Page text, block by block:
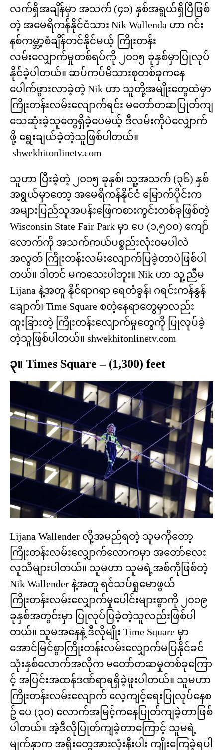
လက်ရှိအချိန်မှာ အသက် (၄၁) နှစ်အရွယ်ရှိပြီဖြစ်
တဲ့ အမေရိကန်နိုင်ငံသား Nik Wallenda ဟာ ဂင်း
နစ်ကမ္ဘာ့စံချိန်တင်နိုင်မယ့် ကြိုးတန်း
လမ်းလျှောက်မှုတစ်ရပ်ကို ၂၀၁၅ ခုနှစ်မှာပြုလုပ်
နိုင်ခဲ့ပါတယ်။ ဆပ်ကပ်မိသားစုတစ်ခုကနေ
ပေါက်ဖွားလာခဲ့တဲ့ Nik ဟာ သူတို့အမျိုးတွေထဲမှာ
ကြိုးတန်းလမ်းလျောက်ရင်း မတော်တဆပြုတ်ကျ
သေဆုံးခဲ့သူတွေရှိခဲ့ပေမယ့် ဒီလမ်းကိုပဲလျှောက်
ဖို့ ရွေးချယ်ခဲ့တဲ့သူဖြစ်ပါတယ်။
shwekhitonlinetv.com
သူဟာ ပြီးခဲ့တဲ့ ၂၀၁၅ ခုနှစ်၊ သူ့အသက် (၃၆) နှစ်
အရွယ်မှာတော့ အမေရိကန်နိုင်ငံ မြောက်ပိုင်းက
အများပြည်သူအပန်းဖြေကစားကွင်းတစ်ခုဖြစ်တဲ့
Wisconsin State Fair Park မှာ ပေ (၁,၅၀၀) ကျော်
လောက်ကို အသက်ကယ်ပစ္စည်းလုံးဝမပါလဲ
အလွတ် ကြိုးတန်းလမ်းလျောက်ပြခဲ့တာပဲဖြစ်ပါ
တယ်။ ဒါတင် မကသေးပါဘူး။ Nik ဟာ သူ့ညီမ
Lijana နဲ့အတူ နိုင်ရာဂရာ ရေတံခွန်၊ ဂရင်းကန်နွန်
ချောက်၊ Time Square စတဲ့နေရာတွေမှာလည်း
ထူးခြားတဲ့ ကြိုးတန်းလျောက်မှုတွေကို ပြုလုပ်ခဲ့
တဲ့သူဖြစ်ပါတယ်။ shwekhitonlinetv.com
၃။ Times Square – (1,300) feet
Lijana Wallender လို့အမည်ရတဲ့ သူမကိုတော့
ကြိုးတန်းလမ်းလျှောက်လောကမှာ အတော်လေး
လူသိများပါတယ်။ သူမဟာ သူမရဲ့အစ်ကိုဖြစ်တဲ့
Nik Wallender နဲ့အတူ ရင်သပ်ရှုမောဖွယ်
ကြိုးတန်းလမ်းလျှောက်မှုပေါင်းများစွာကို ၂၀၁၉
ခုနှစ်အတွင်းမှာ ပြုလုပ်ပြခဲ့တဲ့သူလည်းဖြစ်ပါ
တယ်။ သူမအနေနဲ့ ဒီလိုမျိုး Time Square မှာ
အောင်မြင်စွာကြိုးတန်းလမ်းလျှောက်မပြနိုင်ခင်
သုံးနှစ်လောက်အလိုက မတော်တဆမှုတစ်ခုကြော
င့် အပြင်းအထန်ဒဏ်ရာရရှိခဲ့ဖူးပါတယ်။ သူမဟာ
ကြိုးတန်းလမ်းလျောက် လေ့ကျင့်ရေးပြုလုပ်နေစ
ဥ် ပေ (၃၀) လောက်အမြင့်ကနေပြုတ်ကျခဲ့တာဖြစ်
ပါတယ်။ အဲ့ဒီလိုပြုတ်ကျခဲ့တာကြောင့် သူမရဲ့
မျက်နှာက အရိုးတွေအားလုံးနီးပါး ကျိုးကြေခဲ့ရပါ